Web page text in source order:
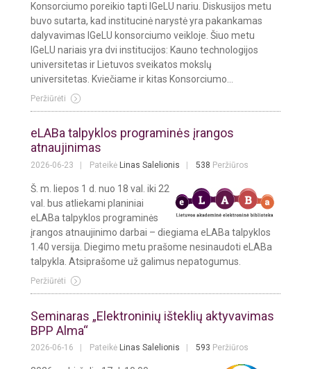
Konsorciumo poreikio tapti IGeLU nariu. Diskusijos metu
buvo sutarta, kad institucinė narystė yra pakankamas
dalyvavimas IGeLU konsorciumo veikloje. Šiuo metu
IGeLU nariais yra dvi institucijos: Kauno technologijos
universitetas ir Lietuvos sveikatos mokslų
universitetas. Kviečiame ir kitas Konsorciumo...
Peržiūrėti
eLABa talpyklos programinės įrangos
atnaujinimas
2026-06-23 Pateikė Linas Salelionis 538 Peržiūros
Š. m. liepos 1 d. nuo 18 val. iki 22
val. bus atliekami planiniai
eLABa talpyklos programinės
įrangos atnaujinimo darbai – diegiama eLABa talpyklos
1.40 versija. Diegimo metu prašome nesinaudoti eLABa
talpykla. Atsiprašome už galimus nepatogumus.
Peržiūrėti
Seminaras „Elektroninių išteklių aktyvavimas
BPP Alma“
2026-06-16 Pateikė Linas Salelionis 593 Peržiūros